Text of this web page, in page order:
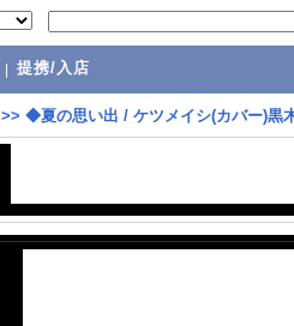
提携/入店
>> ◆夏の思い出 / ケツメイシ(カバー)黒